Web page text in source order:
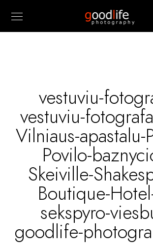
vestuviu-
vestuviu-
Vilniaus-apastalu-
Povilo-
Skeiville-
Boutique-
sekspyro-
goodlife-